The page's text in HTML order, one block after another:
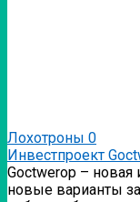
Лохотроны 0
Инвестпроект
Goctwerop – новая
новые варианты